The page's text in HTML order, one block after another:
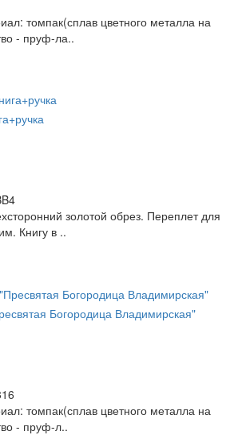
томпак(сплав цветного металла на
- пруф-ла..
золотой обрез. Переплет для
Книгу в ..
Богородица Владимирская"
томпак(сплав цветного металла на
- пруф-л..